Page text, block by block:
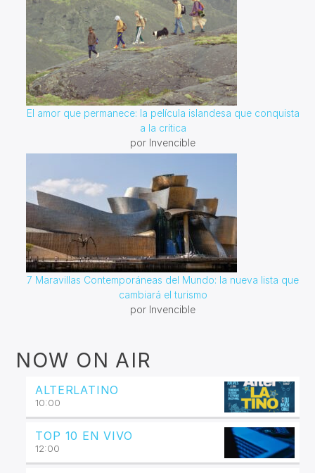
El amor que permanece: la película islandesa que conquista
a la crítica
por Invencible
7 Maravillas Contemporáneas del Mundo: la nueva lista que
cambiará el turismo
por Invencible
NOW ON AIR
ALTERLATINO
10:00
TOP 10 EN VIVO
12:00